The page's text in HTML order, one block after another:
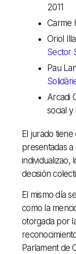
2011
Carme
Oriol
Sector
Pau
Arcadi
social
El jurado
presentadas a
individualizao,
decisión
El mismo día
como la
otorgada por
Parlament de